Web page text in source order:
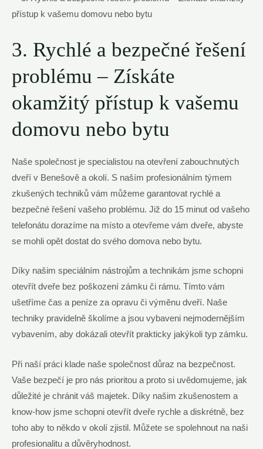
3. Rychlé a bezpečné řešení
problému – Získáte
okamžitý přístup k vašemu
domovu nebo bytu
Naše společnost je specialistou na otevření zabouchnutých
dveří v Benešově a okolí. S naším profesionálním týmem
zkušených techniků vám můžeme garantovat rychlé a
bezpečné řešení vašeho problému. Již do 15 minut od vašeho
telefonátu dorazíme na místo a otevřeme vám dveře, abyste
se mohli opět dostat do svého domova nebo bytu.
Díky našim speciálním nástrojům a technikám jsme schopni
otevřít dveře bez poškození zámku či rámu. Tímto vám
ušetříme čas a peníze za opravu či výměnu dveří. Naše
techniky pravidelně školíme a jsou vybaveni nejmodernějším
vybavením, aby dokázali otevřít prakticky jakýkoli typ zámku.
Při naší práci klade naše společnost důraz na bezpečnost.
Vaše bezpečí je pro nás prioritou a proto si uvědomujeme, jak
důležité je chránit váš majetek. Díky našim zkušenostem a
know-how jsme schopni otevřít dveře rychle a diskrétně, bez
toho aby to někdo v okolí zjistil. Můžete se spolehnout na naši
profesionalitu a důvěryhodnost.